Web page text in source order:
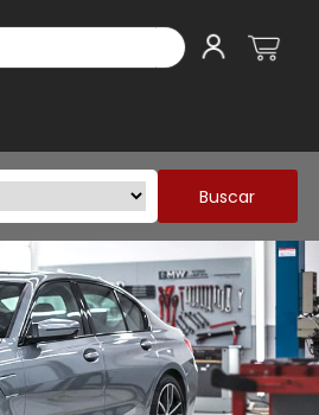
Buscar